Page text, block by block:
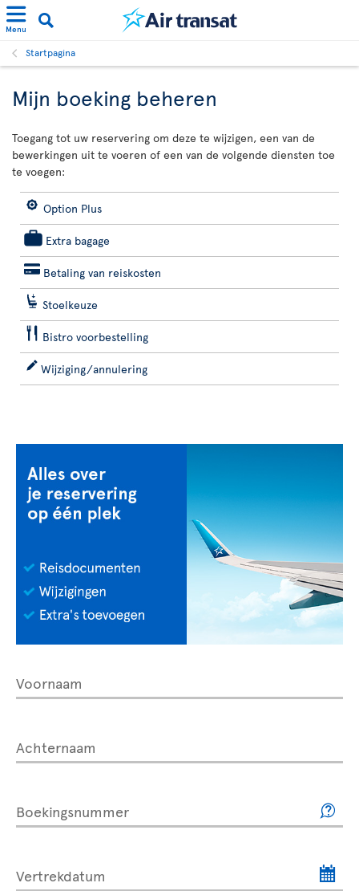
Menu
Startpagina
Mijn boeking beheren
Toegang tot uw reservering om deze te wijzigen, een van de
bewerkingen uit te voeren of een van de volgende diensten toe
te voegen:
Option Plus
Extra bagage
Betaling van reiskosten
Stoelkeuze
Bistro voorbestelling
Wijziging/annulering
Voornaam
Achternaam
Boekingsnummer
Vertrekdatum